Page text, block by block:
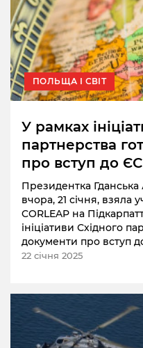
ПОЛЬЩА І СВІТ
У рамках
партнерства
про вступ до
та Грузії
Президентка
вчора, 21 січня, взяла
CORLEAP на
ініціативи Східного
документи про вступ
22 січня 2025